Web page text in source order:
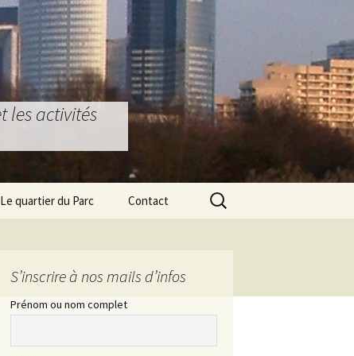
les activités
Le quartier du Parc
La Défense & Seine-
Arche
Le Grand Paris Express
Contact
Rechercher :
S’inscrire à nos mails d’infos
Prénom ou nom complet